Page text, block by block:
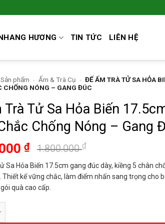
HƯƠNG TIN TỨC LIÊN HỆ
Sản phẩm - Ấm & Trà Cụ - ĐẾ ẤM TRÀ TỬ SA HỎA
CHỐNG NÓNG – GANG ĐÚC
Trà Tử Sa Hỏa Biến
Chống Nóng – Gang
1.800.000₫
gốc
là:
1.800.000 ₫.
₫
hiện
tại
là:
Sa Hỏa Biến 17.5cm gang đúc dày, kiềng 5 chân
kế vững chắc, làm điểm nhấn sang trọng cho
quà cao cấp.
Sa Hỏa Biến 17.5cm - Đế Vững Chắc Chống